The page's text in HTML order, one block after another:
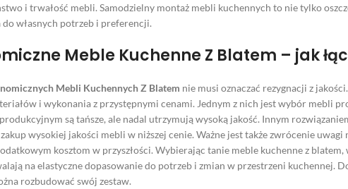
i trwałość mebli. Samodzielny montaż mebli kuchennych to nie tylko
do własnych potrzeb i preferencji.
Meble Kuchenne Z Blatem – jak
Mebli Kuchennych Z Blatem nie musi oznaczać rezygnacji z
i wykonania z przystępnymi cenami. Jednym z nich jest wybór mebli
są tańsze, ale nadal utrzymują wysoką jakość. Innym
wysokiej jakości mebli w niższej cenie. Ważne jest także zwrócenie
kosztom w przyszłości. Wybierając tanie meble kuchenne z
na elastyczne dopasowanie do potrzeb i zmian w przestrzeni kuchennej.
rozbudować swój zestaw.